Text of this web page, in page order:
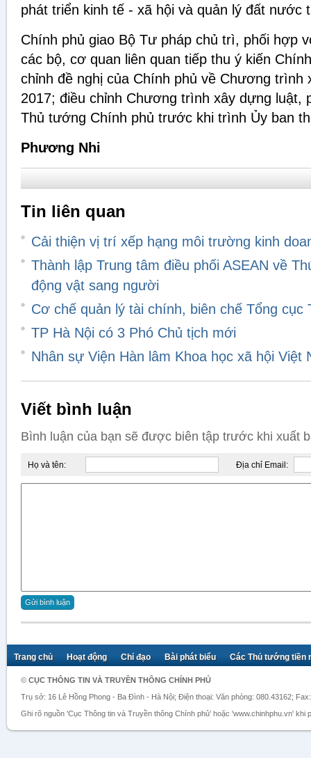
phát triển kinh tế - xã hội và quản lý đất nước
Chính phủ giao Bộ Tư pháp chủ trì, phối hợp
các bộ, cơ quan liên quan tiếp thu ý kiến
chỉnh đề nghị của Chính phủ về Chương trình
2017; điều chỉnh Chương trình xây dựng luật,
Thủ tướng Chính phủ trước khi trình Ủy ban
Phương Nhi
Tin liên quan
Cải thiện vị trí xếp hạng môi trường kinh
Thành lập Trung tâm điều phối ASEAN về
động vật sang người
Cơ chế quản lý tài chính, biên chế Tổng cục
TP Hà Nội có 3 Phó Chủ tịch mới
Nhân sự Viện Hàn lâm Khoa học xã hội Việt
Viết bình luận
Bình luận của bạn sẽ được biên tập trước khi xuất
Họ và tên: Địa chỉ Email:
Trang chủ Hoạt động Chỉ đạo Bài phát biểu Các Thủ tướng tiền
© CỤC THÔNG TIN VÀ TRUYỀN THÔNG CHÍNH PHỦ
Trụ sở: 16 Lê Hồng Phong - Ba Đình - Hà Nội; Điện thoại: Văn phòng: 080.43162;
Ghi rõ nguồn 'Cục Thông tin và Truyền thông Chính phủ' hoặc 'www.chinhphu.vn' khi